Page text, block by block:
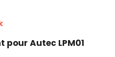
Autec LPM01